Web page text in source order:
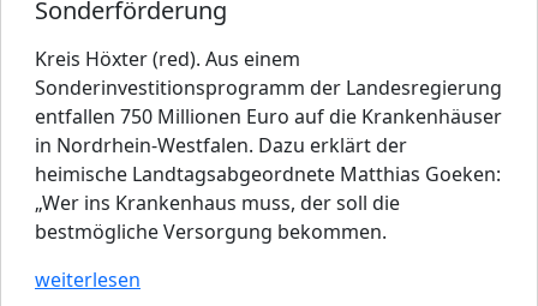
Sonderförderung
Kreis Höxter (red). Aus einem
Sonderinvestitionsprogramm der Landesregierung
entfallen 750 Millionen Euro auf die Krankenhäuser
in Nordrhein-Westfalen. Dazu erklärt der
heimische Landtagsabgeordnete Matthias Goeken:
„Wer ins Krankenhaus muss, der soll die
bestmögliche Versorgung bekommen.
weiterlesen